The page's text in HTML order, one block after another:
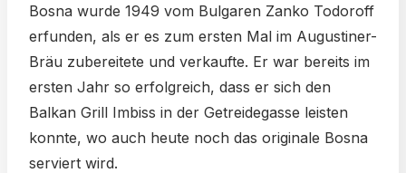
Bosna wurde 1949 vom Bulgaren Zanko Todoroff
erfunden, als er es zum ersten Mal im Augustiner-
Bräu zubereitete und verkaufte. Er war bereits im
ersten Jahr so erfolgreich, dass er sich den
Balkan Grill Imbiss in der Getreidegasse leisten
konnte, wo auch heute noch das originale Bosna
serviert wird.